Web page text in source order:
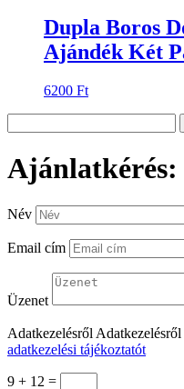
Dupla Boros
Ajándék Két
6200 Ft
erre:
Ajánlatkérés:
Név
Email cím
Üzenet
Adatkezelésről Adatkezelésről
adatkezelési tájékoztatót
9 + 12 =